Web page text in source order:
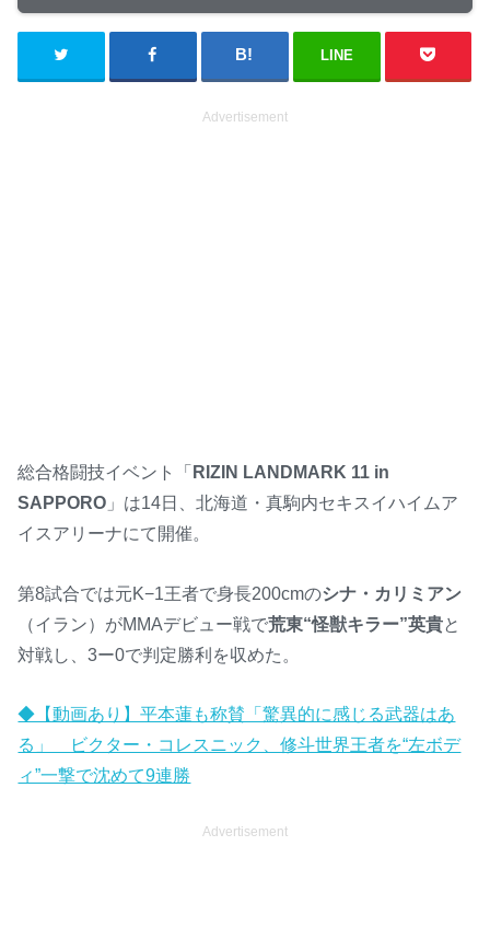
LINE
Advertisement
総合格闘技イベント「RIZIN LANDMARK 11 in
SAPPORO 」は14日、北海道・真駒内セキスイハイムア
イスアリーナにて開催。
第8試合では元K−1王者で身長200cmのシナ・カリミアン
（イラン）がMMAデビュー戦で荒東“怪獣キラー”英貴と
対戦し、3ー0で判定勝利を収めた。
◆【動画あり】平本蓮も称賛「驚異的に感じる武器はあ
る」 ビクター・コレスニック、修斗世界王者を“左ボデ
ィ”一撃で沈めて9連勝
Advertisement